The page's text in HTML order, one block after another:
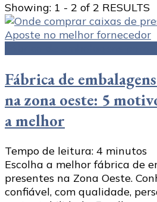
Showing: 1 - 2 of 2 RESULTS
Fábrica de
na zona oeste: 5
a melhor
Tempo de leitura: 4 minutos
Escolha a melhor fábrica de
presentes na Zona Oeste.
confiável, com qualidade,